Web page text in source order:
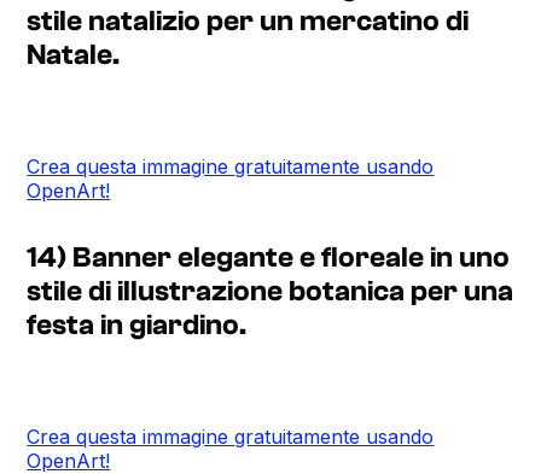
stile natalizio per un mercatino di
Natale.
Crea questa immagine gratuitamente usando
OpenArt!
14) Banner elegante e floreale in uno
stile di illustrazione botanica per una
festa in giardino.
Crea questa immagine gratuitamente usando
OpenArt!